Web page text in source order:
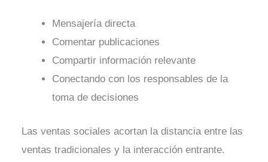
Mensajería directa
Comentar publicaciones
Compartir información relevante
Conectando con los responsables de la
toma de decisiones
Las ventas sociales acortan la distancia entre las
ventas tradicionales y la interacción entrante.